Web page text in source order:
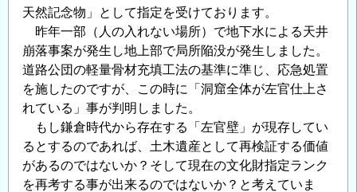
画
展
の
お
知
ら
せ
の
天然記念物」として指定を受けております。
昨年一部（人の入れない場所）で地下水による天井
崩落事案が発生し地上部で局所陥没が発生しました。
道路公団の軽量骨材充填工法の基準に準じ、応急処置
を施したのですが、この時に「洞窟全体が左官仕上さ
れている」事が判明しました。
もし鎌倉時代から存在する「左官壁」が現存してい
るとするのであれば、土木遺産として再検証する価値
があるのではないか？そして現在の文化財指定ランク
を再考する事が出来るのではないか？と考えていま